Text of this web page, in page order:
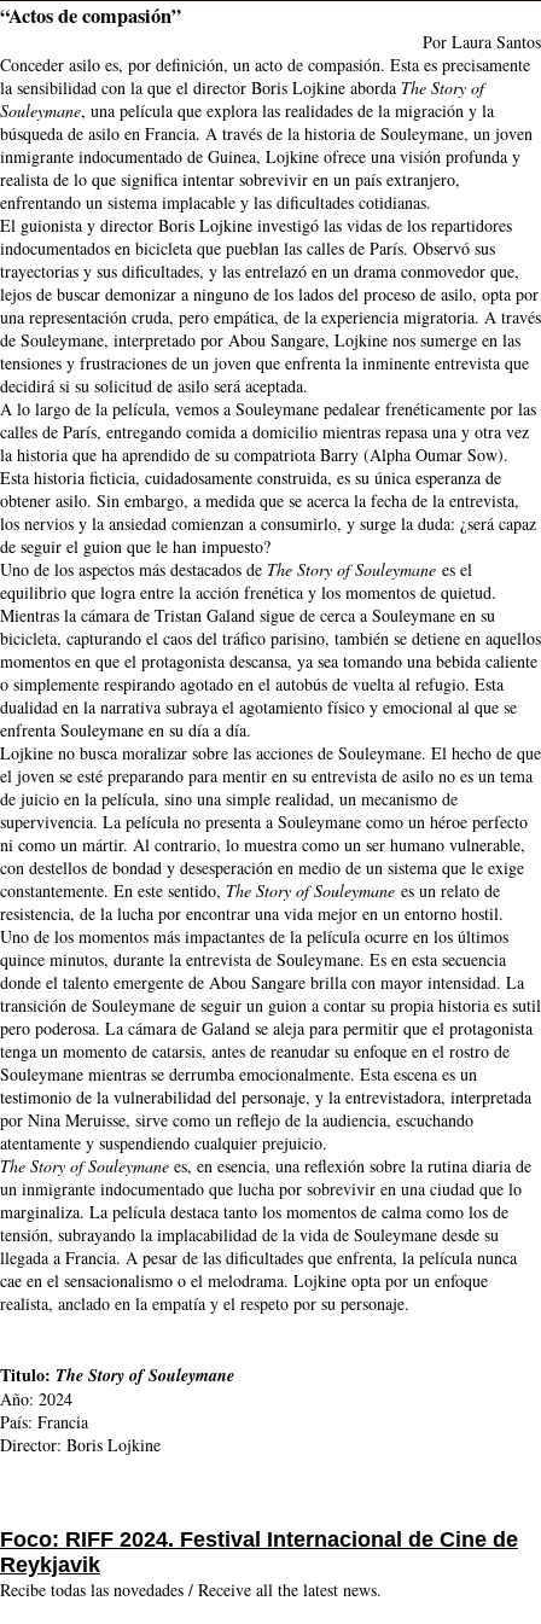
“Actos de compasión”
Por Laura Santos
Conceder asilo es, por definición, un acto de compasión. Esta es precisamente
la sensibilidad con la que el director Boris Lojkine aborda The Story of
Souleymane, una película que explora las realidades de la migración y la
búsqueda de asilo en Francia. A través de la historia de Souleymane, un joven
inmigrante indocumentado de Guinea, Lojkine ofrece una visión profunda y
realista de lo que significa intentar sobrevivir en un país extranjero,
enfrentando un sistema implacable y las dificultades cotidianas.
El guionista y director Boris Lojkine investigó las vidas de los repartidores
indocumentados en bicicleta que pueblan las calles de París. Observó sus
trayectorias y sus dificultades, y las entrelazó en un drama conmovedor que,
lejos de buscar demonizar a ninguno de los lados del proceso de asilo, opta por
una representación cruda, pero empática, de la experiencia migratoria. A través
de Souleymane, interpretado por Abou Sangare, Lojkine nos sumerge en las
tensiones y frustraciones de un joven que enfrenta la inminente entrevista que
decidirá si su solicitud de asilo será aceptada.
A lo largo de la película, vemos a Souleymane pedalear frenéticamente por las
calles de París, entregando comida a domicilio mientras repasa una y otra vez
la historia que ha aprendido de su compatriota Barry (Alpha Oumar Sow).
Esta historia ficticia, cuidadosamente construida, es su única esperanza de
obtener asilo. Sin embargo, a medida que se acerca la fecha de la entrevista,
los nervios y la ansiedad comienzan a consumirlo, y surge la duda: ¿será capaz
de seguir el guion que le han impuesto?
Uno de los aspectos más destacados de The Story of Souleymane es el
equilibrio que logra entre la acción frenética y los momentos de quietud.
Mientras la cámara de Tristan Galand sigue de cerca a Souleymane en su
bicicleta, capturando el caos del tráfico parisino, también se detiene en aquellos
momentos en que el protagonista descansa, ya sea tomando una bebida caliente
o simplemente respirando agotado en el autobús de vuelta al refugio. Esta
dualidad en la narrativa subraya el agotamiento físico y emocional al que se
enfrenta Souleymane en su día a día.
Lojkine no busca moralizar sobre las acciones de Souleymane. El hecho de que
el joven se esté preparando para mentir en su entrevista de asilo no es un tema
de juicio en la película, sino una simple realidad, un mecanismo de
supervivencia. La película no presenta a Souleymane como un héroe perfecto
ni como un mártir. Al contrario, lo muestra como un ser humano vulnerable,
con destellos de bondad y desesperación en medio de un sistema que le exige
constantemente. En este sentido, The Story of Souleymane es un relato de
resistencia, de la lucha por encontrar una vida mejor en un entorno hostil.
Uno de los momentos más impactantes de la película ocurre en los últimos
quince minutos, durante la entrevista de Souleymane. Es en esta secuencia
donde el talento emergente de Abou Sangare brilla con mayor intensidad. La
transición de Souleymane de seguir un guion a contar su propia historia es sutil
pero poderosa. La cámara de Galand se aleja para permitir que el protagonista
tenga un momento de catarsis, antes de reanudar su enfoque en el rostro de
Souleymane mientras se derrumba emocionalmente. Esta escena es un
testimonio de la vulnerabilidad del personaje, y la entrevistadora, interpretada
por Nina Meruisse, sirve como un reflejo de la audiencia, escuchando
atentamente y suspendiendo cualquier prejuicio.
The Story of Souleymane es, en esencia, una reflexión sobre la rutina diaria de
un inmigrante indocumentado que lucha por sobrevivir en una ciudad que lo
marginaliza. La película destaca tanto los momentos de calma como los de
tensión, subrayando la implacabilidad de la vida de Souleymane desde su
llegada a Francia. A pesar de las dificultades que enfrenta, la película nunca
cae en el sensacionalismo o el melodrama. Lojkine opta por un enfoque
realista, anclado en la empatía y el respeto por su personaje.
Titulo: The Story of Souleymane
Año: 2024
País: Francia
Director: Boris Lojkine
Foco: RIFF 2024. Festival Internacional de Cine de
Reykjavik
Recibe todas las novedades / Receive all the latest news.